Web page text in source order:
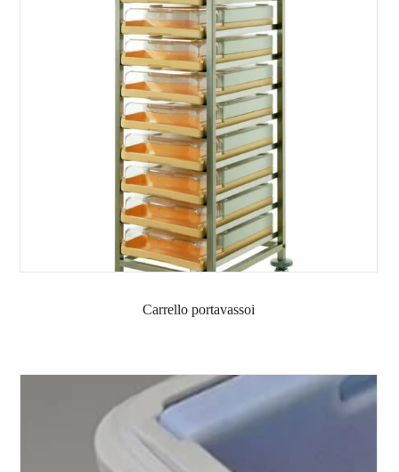
Carrello portavassoi